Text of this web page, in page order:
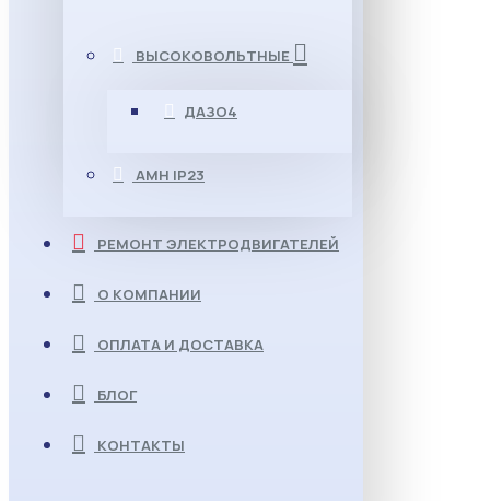
ВЫСОКОВОЛЬТНЫЕ
ДАЗО4
АМН IP23
РЕМОНТ ЭЛЕКТРОДВИГАТЕЛЕЙ
О КОМПАНИИ
ОПЛАТА И ДОСТАВКА
БЛОГ
КОНТАКТЫ